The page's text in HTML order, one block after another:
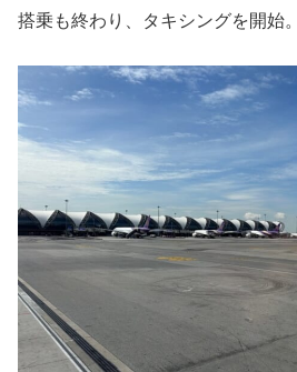
搭乗も終わり、タキシングを開始。